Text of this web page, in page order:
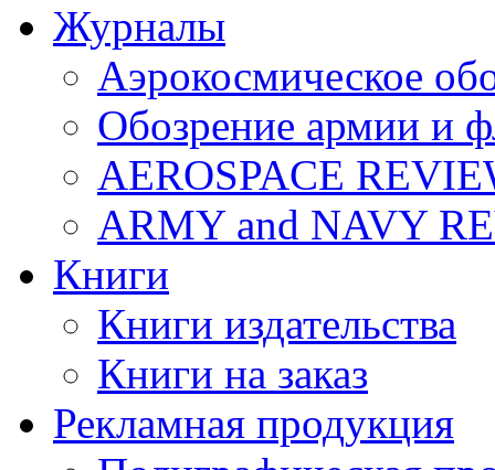
Журналы
Аэрокосмическое
Обозрение армии и
AEROSPACE
ARMY and NAVY
Книги
Книги издательства
Книги на заказ
Рекламная продукция